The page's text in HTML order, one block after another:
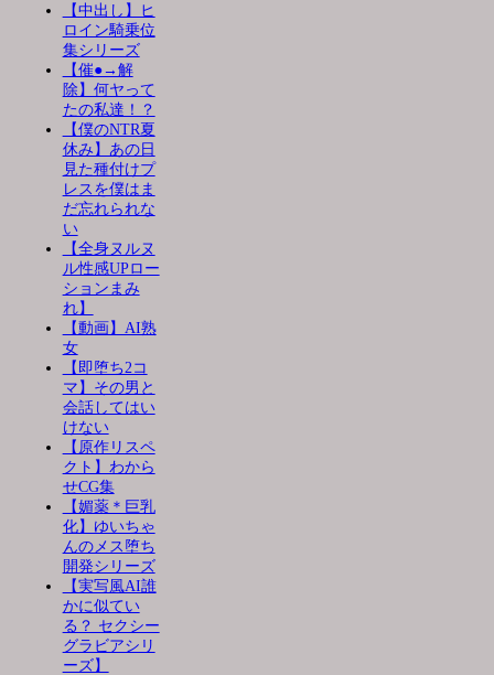
【中出し】ヒ
ロイン騎乗位
集シリーズ
【催●→解
除】何ヤって
たの私達！？
【僕のNTR夏
休み】あの日
見た種付けプ
レスを僕はま
だ忘れられな
い
【全身ヌルヌ
ル性感UPロー
ションまみ
れ】
【動画】AI熟
女
【即堕ち2コ
マ】その男と
会話してはい
けない
【原作リスペ
クト】わから
せCG集
【媚薬＊巨乳
化】ゆいちゃ
んのメス堕ち
開発シリーズ
【実写風AI誰
かに似てい
る？ セクシー
グラビアシリ
ーズ】